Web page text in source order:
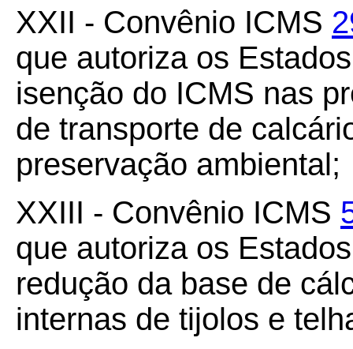
XXII - Convênio ICMS
que autoriza os
isenção do ICMS nas
de transporte de
preservação ambiental;
XXIII - Convênio ICMS
que autoriza os
redução da base de
internas de tijolos e